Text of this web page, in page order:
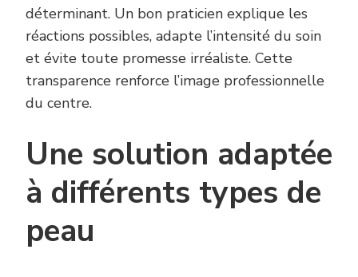
déterminant. Un bon praticien explique les
réactions possibles, adapte l’intensité du soin
et évite toute promesse irréaliste. Cette
transparence renforce l’image professionnelle
du centre.
Une solution adaptée
à différents types de
peau